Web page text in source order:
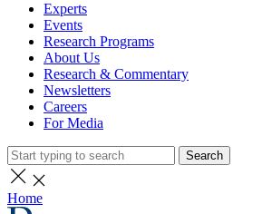
Experts
Events
Research Programs
About Us
Research & Commentary
Newsletters
Careers
For Media
Search
Home